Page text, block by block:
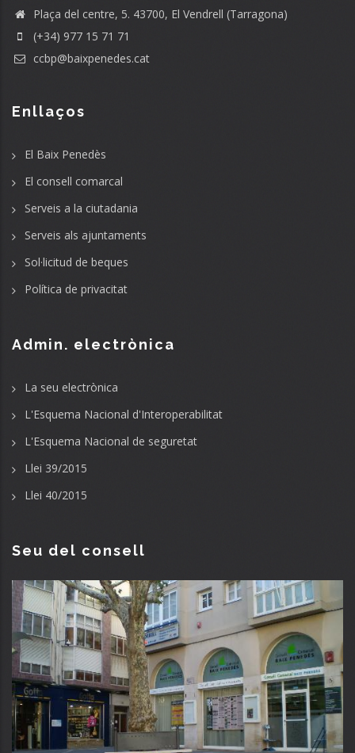
Plaça del centre, 5. 43700, El Vendrell (Tarragona)
(+34) 977 15 71 71
ccbp@baixpenedes.cat
Enllaços
El Baix Penedès
El consell comarcal
Serveis a la ciutadania
Serveis als ajuntaments
Sol·licitud de beques
Política de privacitat
Admin. electrònica
La seu electrònica
L'Esquema Nacional d'Interoperabilitat
L'Esquema Nacional de seguretat
Llei 39/2015
Llei 40/2015
Seu del consell